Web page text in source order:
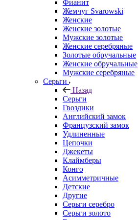
Фианит
Жемчуг Svarowski
Женские
Женские золотые
Мужские золотые
Женские серебряные
Золотые обручальные
Женские обручальные
Мужские серебряные
Серьги
Назад
Серьги
Гвоздики
Английский замок
Французский замок
Удлиненные
Цепочки
Джекеты
Клаймберы
Конго
Асимметричные
Детские
Другие
Серьги серебро
Серьги золото